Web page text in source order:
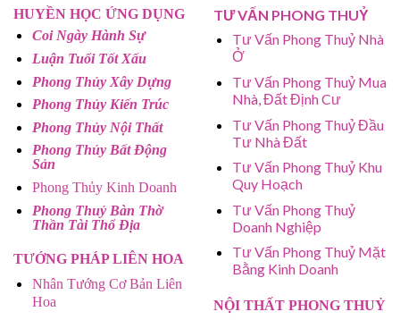
HUYỀN HỌC ỨNG DỤNG
Coi Ngày Hành Sự
Luận Tuổi Tốt Xấu
Phong Thủy Xây Dựng
Phong Thủy Kiến Trúc
Phong Thủy Nội Thất
Phong Thủy Bất Động
Sản
Phong Thủy Kinh Doanh
Phong Thuỷ Bàn Thờ
Thần Tài Thổ Địa
TƯỚNG PHÁP LIÊN HOA
Nhân Tướng Cơ Bản Liên
Hoa
TƯ VẤN PHONG THUỶ
Tư Vấn Phong Thuỷ Nhà
Ở
Tư Vấn Phong Thuỷ Mua
Nhà, Đất Định Cư
Tư Vấn Phong Thuỷ Đầu
Tư Nhà Đất
Tư Vấn Phong Thuỷ Khu
Quy Hoạch
Tư Vấn Phong Thuỷ
Doanh Nghiệp
Tư Vấn Phong Thuỷ Mặt
Bằng Kinh Doanh
NỘI THẤT PHONG THUỶ